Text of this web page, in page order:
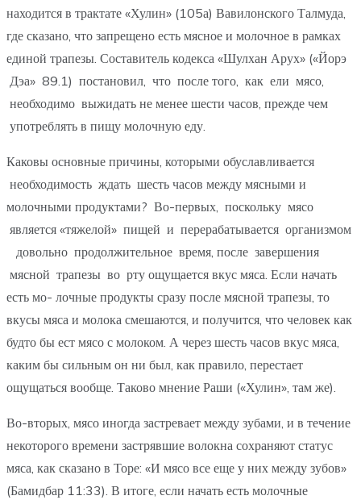
находится в трактате «Хулин» (105а) Вавилонского Талмуда,
где сказано, что запрещено есть мясное и молочное в рамках
единой трапезы. Составитель кодекса «Шулхан Арух» («Йорэ
Дэа» 89.1) постановил, что после того, как ели мясо,
необходимо выжидать не менее шести часов, прежде чем
употреблять в пищу молочную еду.
Каковы основные причины, которыми обуславливается
необходимость ждать шесть часов между мясными и
молочными продуктами? Во-первых, поскольку мясо
является «тяжелой» пищей и перерабатывается организмом
довольно продолжительное время, после завершения
мясной трапезы во рту ощущается вкус мяса. Если начать
есть мо- лочные продукты сразу после мясной трапезы, то
вкусы мяса и молока смешаются, и получится, что человек как
будто бы ест мясо с молоком. А через шесть часов вкус мяса,
каким бы сильным он ни был, как правило, перестает
ощущаться вообще. Таково мнение Раши («Хулин», там же).
Во-вторых, мясо иногда застревает между зубами, и в течение
некоторого времени застрявшие волокна сохраняют статус
мяса, как сказано в Торе: «И мясо все еще у них между зубов»
(Бамидбар 11:33). В итоге, если начать есть молочные